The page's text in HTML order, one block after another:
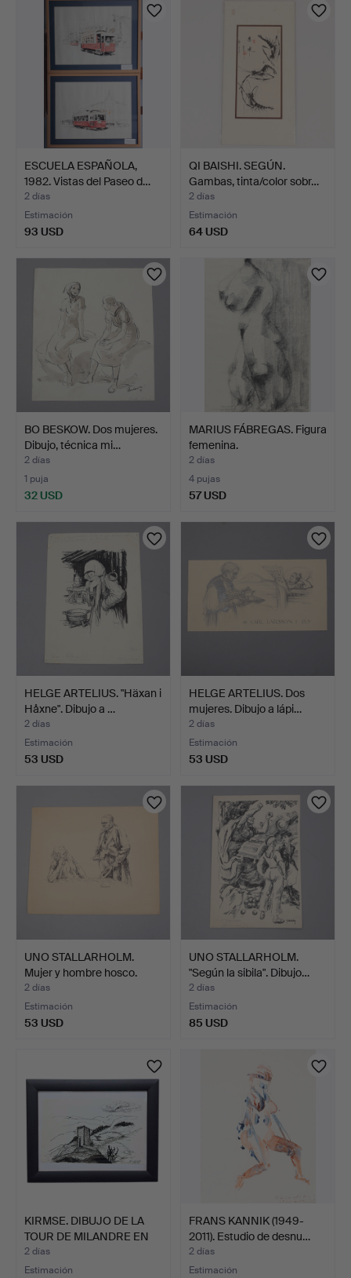
ESCUELA ESPAÑOLA,
1982. Vistas del Paseo d…
2 días
Estimación
93 USD
QI BAISHI. SEGÚN.
Gambas, tinta/color sobr…
2 días
Estimación
64 USD
BO BESKOW. Dos mujeres.
Dibujo, técnica mi…
2 días
1 puja
32 USD
MARIUS FÁBREGAS. Figura
femenina.
2 días
4 pujas
57 USD
HELGE ARTELIUS. "Häxan i
Håxne". Dibujo a …
2 días
Estimación
53 USD
HELGE ARTELIUS. Dos
mujeres. Dibujo a lápi…
2 días
Estimación
53 USD
UNO STALLARHOLM.
Mujer y hombre hosco.
Dib…
2 días
Estimación
53 USD
UNO STALLARHOLM.
"Según la sibila". Dibujo…
2 días
Estimación
85 USD
KIRMSE. DIBUJO DE LA
TOUR DE MILANDRE EN
B…
2 días
Estimación
FRANS KANNIK (1949-
2011). Estudio de desnu…
2 días
Estimación